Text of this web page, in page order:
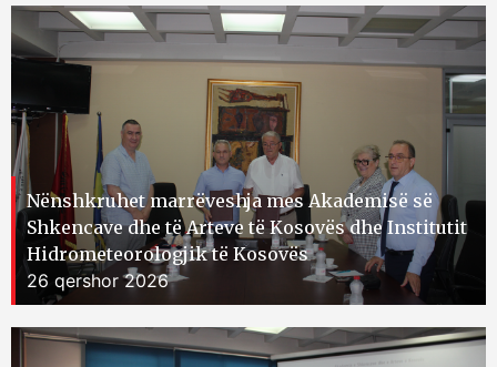
Nënshkruhet marrëveshja mes Akademisë së
Shkencave dhe të Arteve të Kosovës dhe Institutit
Hidrometeorologjik të Kosovës
26 qershor 2026